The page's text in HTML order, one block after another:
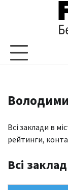
Всі заклади в
рейтинги,
Всі